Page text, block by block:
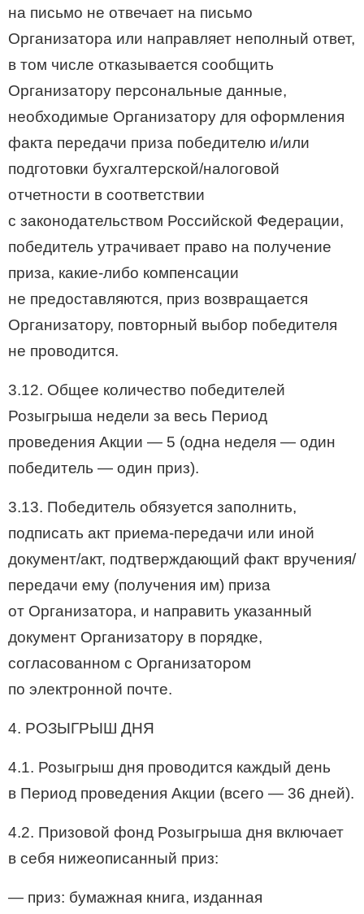
на письмо не отвечает на письмо
Организатора или направляет неполный ответ,
в том числе отказывается сообщить
Организатору персональные данные,
необходимые Организатору для оформления
факта передачи приза победителю и/или
подготовки бухгалтерской/налоговой
отчетности в соответствии
с законодательством Российской Федерации,
победитель утрачивает право на получение
приза, какие-либо компенсации
не предоставляются, приз возвращается
Организатору, повторный выбор победителя
не проводится.
3.12. Общее количество победителей
Розыгрыша недели за весь Период
проведения Акции — 5 (одна неделя — один
победитель — один приз).
3.13. Победитель обязуется заполнить,
подписать акт приема-передачи или иной
документ/акт, подтверждающий факт вручения/
передачи ему (получения им) приза
от Организатора, и направить указанный
документ Организатору в порядке,
согласованном с Организатором
по электронной почте.
4. РОЗЫГРЫШ ДНЯ
4.1. Розыгрыш дня проводится каждый день
в Период проведения Акции (всего — 36 дней).
4.2. Призовой фонд Розыгрыша дня включает
в себя нижеописанный приз:
— приз: бумажная книга, изданная